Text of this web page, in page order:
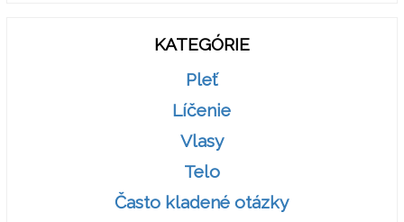
KATEGÓRIE
Pleť
Líčenie
Vlasy
Telo
Často kladené otázky